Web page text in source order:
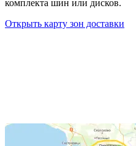
комплекта шин или дисков.
Открыть карту зон доставки